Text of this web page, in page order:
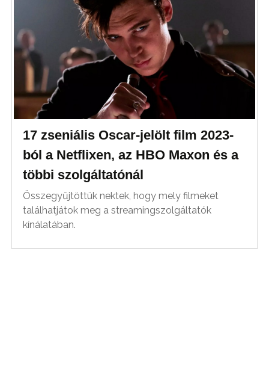
17 zseniális Oscar-jelölt film 2023-
ból a Netflixen, az HBO Maxon és a
többi szolgáltatónál
Összegyűjtöttük nektek, hogy mely filmeket
találhatjátok meg a streamingszolgáltatók
kínálatában.